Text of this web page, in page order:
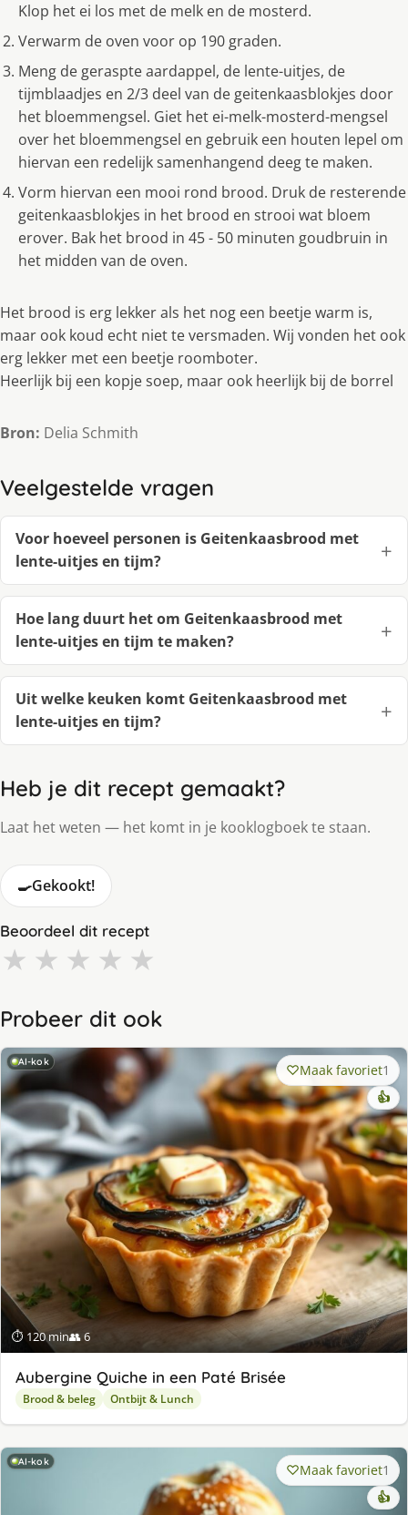
Klop het ei los met de melk en de mosterd.
Verwarm de oven voor op 190 graden.
Meng de geraspte aardappel, de lente-uitjes, de
tijmblaadjes en 2/3 deel van de geitenkaasblokjes door
het bloemmengsel. Giet het ei-melk-mosterd-mengsel
over het bloemmengsel en gebruik een houten lepel om
hiervan een redelijk samenhangend deeg te maken.
Vorm hiervan een mooi rond brood. Druk de resterende
geitenkaasblokjes in het brood en strooi wat bloem
erover. Bak het brood in 45 - 50 minuten goudbruin in
het midden van de oven.
Het brood is erg lekker als het nog een beetje warm is,
maar ook koud echt niet te versmaden. Wij vonden het ook
erg lekker met een beetje roomboter.
Heerlijk bij een kopje soep, maar ook heerlijk bij de borrel
Bron: Delia Schmith
Veelgestelde vragen
Voor hoeveel personen is Geitenkaasbrood met
lente-uitjes en tijm?
Hoe lang duurt het om Geitenkaasbrood met
lente-uitjes en tijm te maken?
Uit welke keuken komt Geitenkaasbrood met
lente-uitjes en tijm?
Heb je dit recept gemaakt?
Laat het weten — het komt in je kooklogboek te staan.
🍳Gekookt!
Beoordeel dit recept
★ ★ ★ ★ ★
Probeer dit ook
AI-kok
⏱ 120 min👥 6
Maak favoriet1
👍
Aubergine Quiche in een Paté Brisée
Brood & beleg Ontbijt & Lunch
AI-kok Maak favoriet1
👍